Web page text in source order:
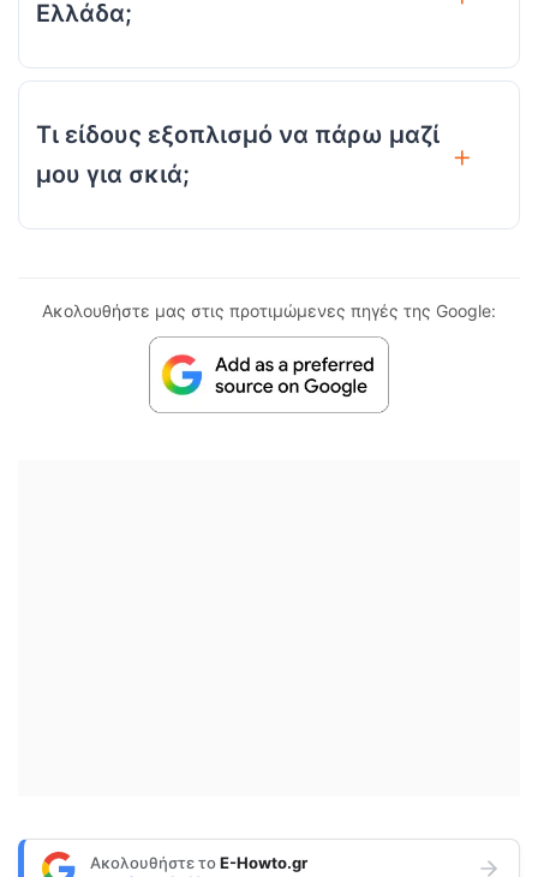
Ελλάδα;
Τι είδους εξοπλισμό να πάρω μαζί
μου για σκιά;
Ακολουθήστε μας στις προτιμώμενες πηγές της Google:
Ακολουθήστε τοE-Howto.gr